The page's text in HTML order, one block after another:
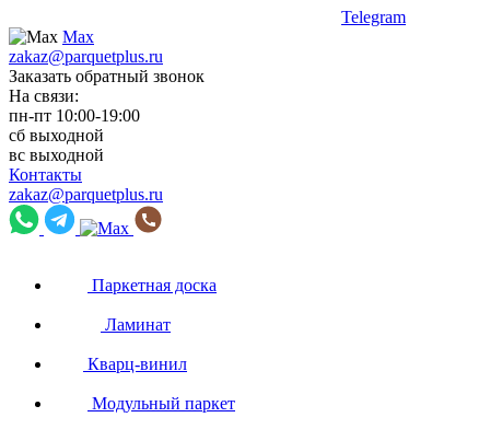
Telegram
Max
zakaz@parquetplus.ru
Заказать обратный звонок
На связи:
пн-пт 10:00-19:00
сб выходной
вс выходной
Контакты
zakaz@parquetplus.ru
Паркетная доска
Ламинат
Кварц-винил
Модульный паркет